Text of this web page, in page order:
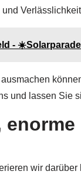
-
und lassen Sie
wir